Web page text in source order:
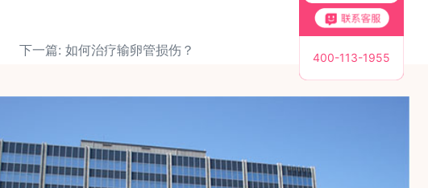
下一篇: 如何治疗输卵管损伤？ 400-113-1955